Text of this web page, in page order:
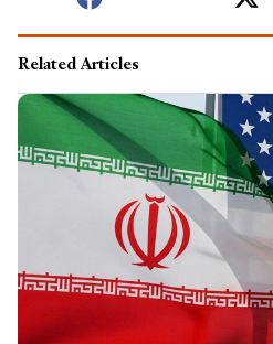
Related Articles